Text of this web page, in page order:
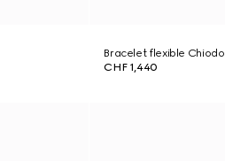
Bracelet flexible Chiodo
CHF 1,440